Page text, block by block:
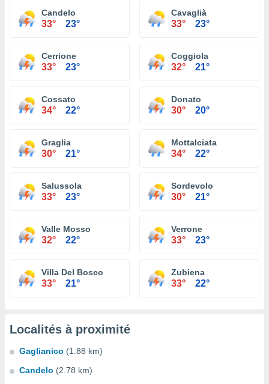
Candelo
33° 23°
Cavaglià
33° 23°
Cerrione
33° 23°
Coggiola
32° 21°
Cossato
34° 22°
Donato
30° 20°
Graglia
30° 21°
Mottalciata
34° 22°
Salussola
33° 23°
Sordevolo
30° 21°
Valle Mosso
32° 22°
Verrone
33° 23°
Villa Del Bosco
33° 21°
Zubiena
33° 22°
Localités à proximité
Gaglianico (1.88 km)
Candelo (2.78 km)